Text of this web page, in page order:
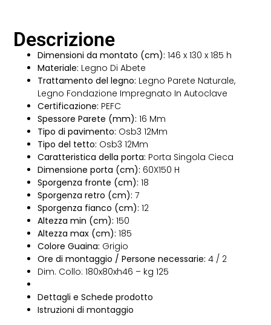
Descrizione
Dimensioni da montato (cm): 146 x 130 x 185 h
Materiale: Legno Di Abete
Trattamento del legno: Legno Parete Naturale,
Legno Fondazione Impregnato In Autoclave
Certificazione: PEFC
Spessore Parete (mm): 16 Mm
Tipo di pavimento: Osb3 12Mm
Tipo del tetto: Osb3 12Mm
Caratteristica della porta: Porta Singola Cieca
Dimensione porta (cm): 60X150 H
Sporgenza fronte (cm): 18
Sporgenza retro (cm): 7
Sporgenza fianco (cm): 12
Altezza min (cm): 150
Altezza max (cm): 185
Colore Guaina: Grigio
Ore di montaggio / Persone necessarie: 4 / 2
Dim. Collo: 180x80xh46 – kg 125
Dettagli e Schede prodotto
Istruzioni di montaggio